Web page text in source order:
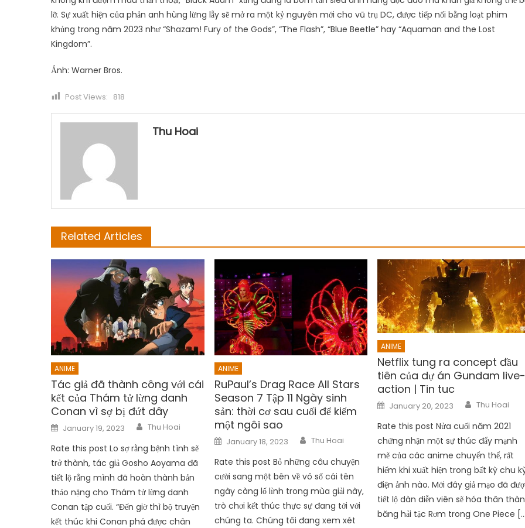
lỡ. Sự xuất hiện của phản anh hùng lừng lẫy sẽ mở ra một kỷ nguyên mới cho vũ trụ DC, được tiếp nối bằng loạt phim
khủng trong năm 2023 như “Shazam! Fury of the Gods”, “The Flash”, “Blue Beetle” hay “Aquaman and the Lost
Kingdom”.
Ảnh: Warner Bros.
Post Views: 818
Thu Hoai
Related Articles
ANIME
Tác giả đã thành công với cái
kết của Thám tử lừng danh
Conan vì sợ bị đứt dây
Posted
on
January 19, 2023 Author
Thu Hoai
Rate this post Lo sợ rằng bệnh tình sẽ
trở thành, tác giả Gosho Aoyama đã
tiết lộ rằng mình đã hoàn thành bản
thảo nặng cho Thám tử lừng danh
Conan tập cuối. “Đến giờ thì bộ truyện
kết thúc khi Conan phá được chân
ANIME
RuPaul’s Drag Race All Stars
Season 7 Tập 11 Ngày sinh
sản: thời cơ sau cuối để kiếm
một ngôi sao
Posted
on
January 18, 2023 Author
Thu Hoai
Rate this post Bỏ những câu chuyện
cười sang một bên về vô số cái tên
ngày càng lố lỉnh trong mùa giải này,
trò chơi kết thúc thực sự đang tới với
chúng ta. Chúng tôi đang xem xét
ANIME
Netflix tung ra concept đầu
tiên của dự án Gundam
action | Tin tuc
Posted
on
January 20, 2023 Author
Thu Hoai
Rate this post Nửa cuối năm 2021
chứng nhận một sự thúc đẩy mạnh
mẽ của các anime chuyển thể, rất
hiếm khi xuất hiện trong bất kỳ chu
điện ảnh nào. Mới đây giả mạo đã
tiết lộ dàn diễn viên sẽ hóa thân
băng hải tặc Rơm trong One Piece